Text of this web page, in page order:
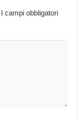
I campi obbligatori